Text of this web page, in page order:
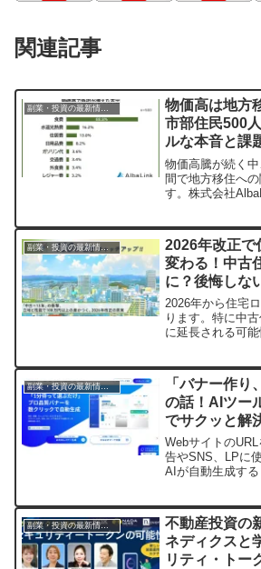
関連記事
物価高は地方
市部住民500
ルな本音と課
物価高騰が続く
間で地方移住へ
す。株式会社
そして移住に立
ドルについて深
住検討を後押しす
もしれません。
副業・投資の最新情報まとめ
2026年改正で
変わる！中古
に？後悔しな
底解説
2026年から住宅
ります。特に中
に延長される可
差が出ることも
ために知ってお
を、分かりやす
副業・投資の最新情報まとめ
「バナー作
の話！AIツー
でサクッと解
Webサイトの
告やSNS、LPに
AIが自動生成す
のツールは、バ
コスト、外注の
ケティングを強
副業・投資の最新情報まとめ
不動産投資の
ネディクスと
リティ・トー